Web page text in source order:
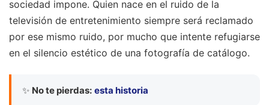
sociedad impone. Quien nace en el ruido de la
televisión de entretenimiento siempre será reclamado
por ese mismo ruido, por mucho que intente refugiarse
en el silencio estético de una fotografía de catálogo.
✨ No te pierdas: esta historia